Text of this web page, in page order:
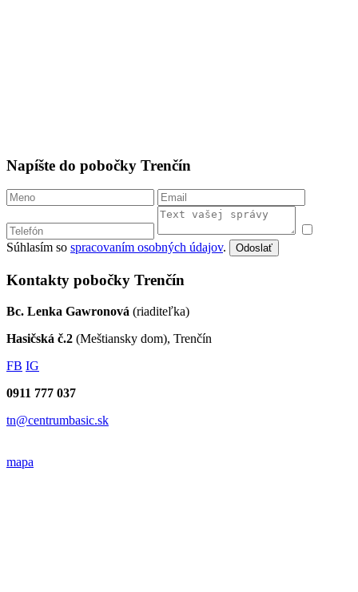
Napíšte do pobočky Trenčín
Súhlasím so spracovaním osobných údajov. Odoslať
Kontakty pobočky Trenčín
Bc. Lenka Gawronová (riaditeľka)
Hasičská č.2 (Meštiansky dom), Trenčín
FB IG
0911 777 037
tn@centrumbasic.sk
mapa